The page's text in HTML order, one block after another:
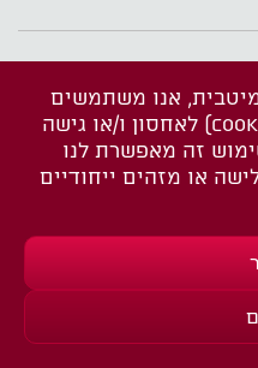
בסוג החבילה
אנו משתמשים
בטכנולוגיות כגון עוגיות (COOKIES) לאחסון ו/או גישה
זה מאפשרת לנו
או מזהים ייחודיים